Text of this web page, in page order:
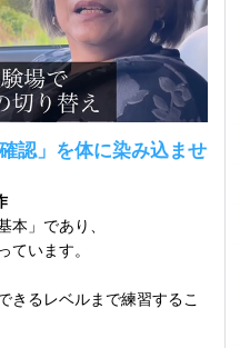
認」を体に染み込ませ
本」であり、
ています。
きるレベルまで練習するこ